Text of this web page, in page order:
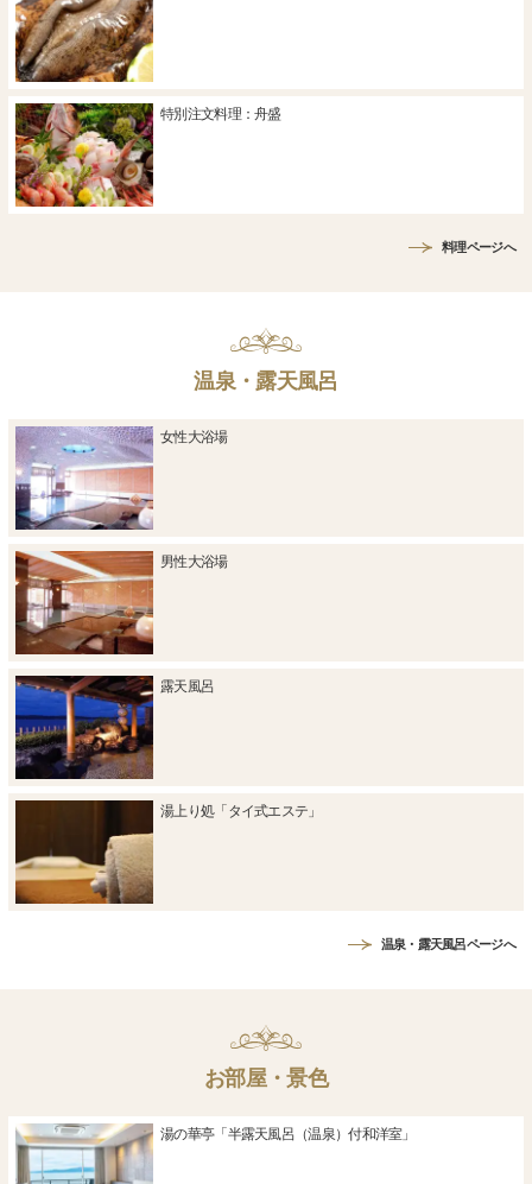
特別注文料理：舟盛
料理ページへ
温泉・露天風呂
女性大浴場
男性大浴場
露天風呂
湯上り処「タイ式エステ」
温泉・露天風呂ページへ
お部屋・景色
湯の華亭「半露天風呂（温泉）付和洋室」